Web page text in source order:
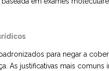
para negar a
As justificativas mais comuns